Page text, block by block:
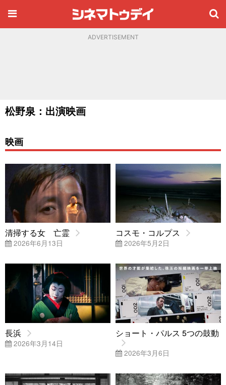
ADVERTISEMENT
松野泉：出演映画
映画
清掃する女 亡霊
2026年6月13日
コスモ・コルプス
2026年5月2日
長浜
2026年3月14日
ショート・パルス 5つの鼓動
2026年3月6日